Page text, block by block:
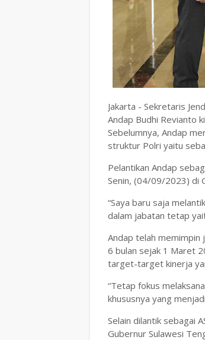
Jakarta - Sekretaris
Andap Budhi Revianto
Sebelumnya, Andap
struktur Polri yaitu
Pelantikan Andap
Senin, (04/09/2023) di
“Saya baru saja
dalam jabatan tetap
Andap telah memimpin
6 bulan sejak 1 Maret
target-target kinerja
“Tetap fokus
khususnya yang
Selain dilantik sebagai
Gubernur Sulawesi